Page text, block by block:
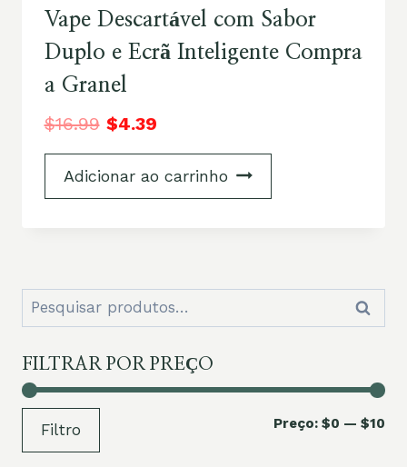
Vape Descartável com Sabor
Duplo e Ecrã Inteligente Compra
a Granel
$16.99 $4.39
Adicionar ao carrinho
Pesquisar
por:
FILTRAR POR PREÇO
Filtro Preço: $0 — $10